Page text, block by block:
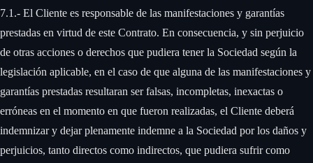
7.1.- El Cliente es responsable de las manifestaciones y garantías
prestadas en virtud de este Contrato. En consecuencia, y sin perjuicio
de otras acciones o derechos que pudiera tener la Sociedad según la
legislación aplicable, en el caso de que alguna de las manifestaciones y
garantías prestadas resultaran ser falsas, incompletas, inexactas o
erróneas en el momento en que fueron realizadas, el Cliente deberá
indemnizar y dejar plenamente indemne a la Sociedad por los daños y
perjuicios, tanto directos como indirectos, que pudiera sufrir como